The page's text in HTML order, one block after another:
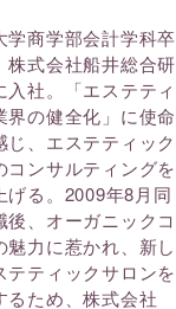
学商学部会計学科卒
株式会社船井総合研
入社。「エステティ
界の健全化」に使命
じ、エステティック
コンサルティングを
げる。2009年8月同
後、オーガニックコ
魅力に惹かれ、新し
テティックサロンを
るため、株式会社